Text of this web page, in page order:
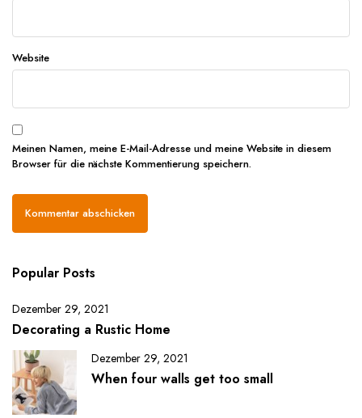
Website
Meinen Namen, meine E-Mail-Adresse und meine Website in diesem
Browser für die nächste Kommentierung speichern.
Popular Posts
Dezember 29, 2021
Decorating a Rustic Home
Dezember 29, 2021
When four walls get too small